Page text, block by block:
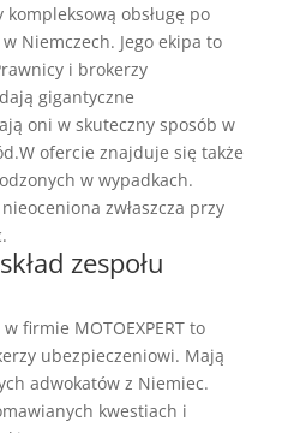
kompleksową obsługę po
Niemczech. Jego ekipa to
i brokerzy
gigantyczne
oni w skuteczny sposób w
ofercie znajduje się także
w wypadkach.
zwłaszcza przy
zespołu
firmie MOTOEXPERT to
ubezpieczeniowi. Mają
adwokatów z Niemiec.
kwestiach i